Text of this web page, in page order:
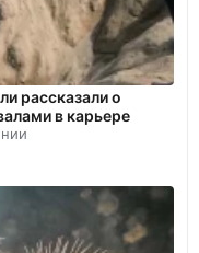
рассказали о
в карьере